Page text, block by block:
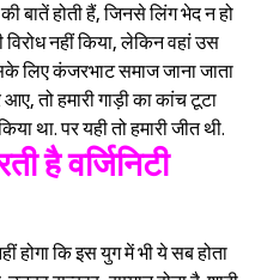
बातें होती हैं, जिनसे लिंग भेद न हो
नहीं किया, लेकिन वहां उस
लिए कंजरभाट समाज जाना जाता
तो हमारी गाड़ी का कांच टूटा
था. पर यही तो हमारी जीत थी.
है वर्जिनिटी
होगा कि इस युग में भी ये सब होता